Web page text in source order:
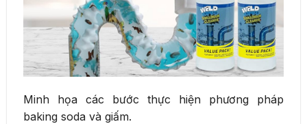
Minh họa các bước thực hiện phương pháp
baking soda và giấm.